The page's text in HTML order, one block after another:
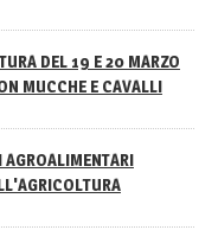
DEL 19 E 20 MARZO
MUCCHE E CAVALLI